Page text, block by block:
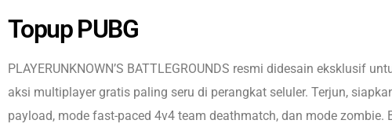
Topup PUBG
PLAYERUNKNOWN’S BATTLEGROUNDS resmi didesain eksklusif
aksi multiplayer gratis paling seru di perangkat seluler. Terjun,
payload, mode fast-paced 4v4 team deathmatch, dan mode